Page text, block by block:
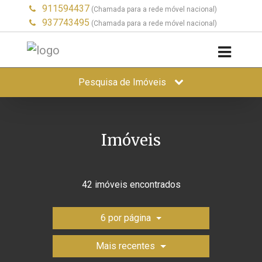
911594437 (Chamada para a rede móvel nacional)
937743495 (Chamada para a rede móvel nacional)
Pesquisa de Imóveis
Imóveis
42 imóveis encontrados
6 por página
Mais recentes